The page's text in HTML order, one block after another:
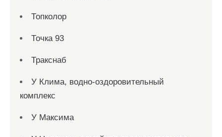
Топколор
Точка 93
Тракснаб
У Клима, водно-оздоровительный
комплекс
У Максима